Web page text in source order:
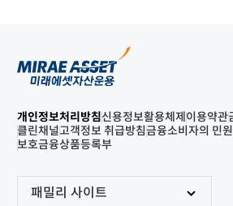
개인정보처리방침신용정보활용체제 이용약관
클린채널고객정보 취급방침금융소비자의 민
보호금융상품등록부
패밀리 사이트